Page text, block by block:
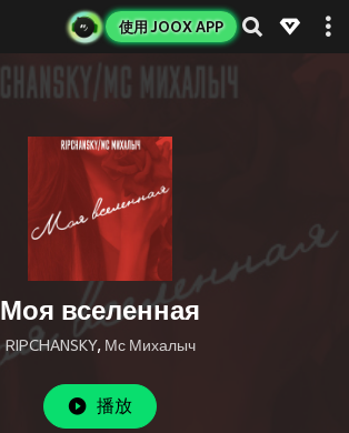
使用 JOOX APP
Моя вселенная
RIPCHANSKY, Мс Михалыч
播放